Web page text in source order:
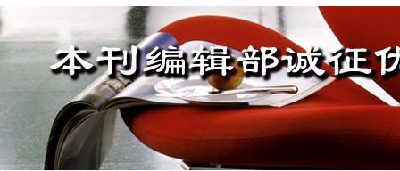
练，
为宜
证无
进行